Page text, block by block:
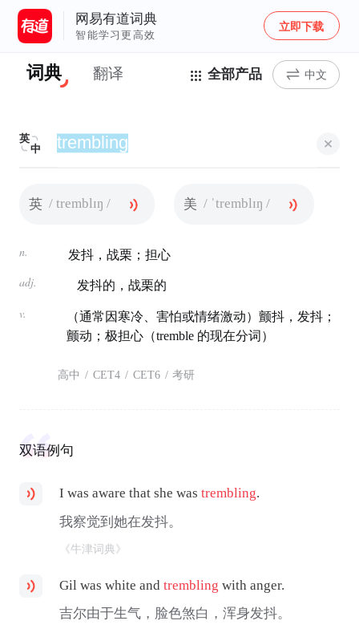
网易有道词典
智能学习更高效
立即下载
词典 翻译 全部产品 中文
英
中
英 / tremblɪŋ / 美 / ˈtremblɪŋ /
n. 发抖，战栗；担心
adj. 发抖的，战栗的
v.
（通常因寒冷、害怕或情绪激动）颤抖，发抖；
颤动；极担心（tremble 的现在分词）
高中 / CET4 / CET6 / 考研
双语例句
I was aware that she wastrembling.
我察觉到她在发抖。
《牛津词典》
Gil was white andtrembling with anger.
吉尔由于生气，脸色煞白，浑身发抖。